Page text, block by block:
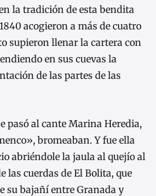
la tradición de esta bendita
acogieron a más de cuatro
supieron llenar la cartera con
en sus cuevas la
de las partes de las
pasó al cante Marina Heredia,
bromeaban. Y fue ella
abriéndole la jaula al quejío al
las cuerdas de El Bolita, que
su bajañí entre Granada y